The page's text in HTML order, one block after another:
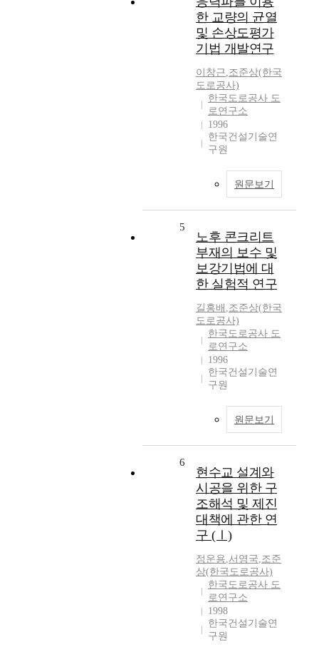
한 교량의 균열
및 손상도평가
기법 개발연구
이창근,조준상(한국
도로공사)
한국도로공사 도
로연구소
1996
한국건설기술연
구원
원문보기
5
노후 콘크리트
부재의 보수 및
보강기법에 대
한 실험적 연구
길홍배 ,조준상(한국
도로공사)
한국도로공사 도
로연구소
1996
한국건설기술연
구원
원문보기
6
현수교 설계와
시공을 위한 구
조해석 및 제진
대책에 관한 연
구 (Ⅰ)
정운용,서영국,조준
상(한국도로공사)
한국도로공사 도
로연구소
1998
한국건설기술연
구원